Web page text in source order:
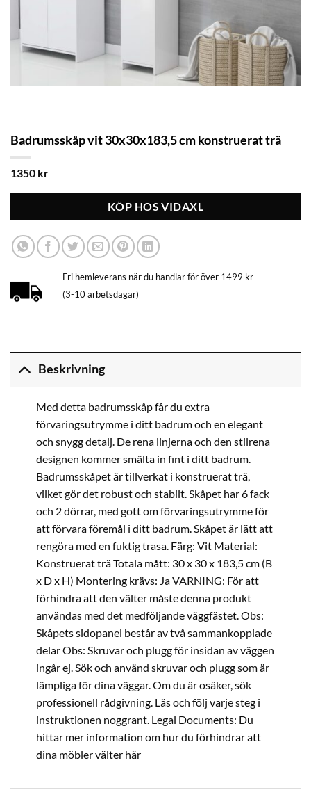
Badrumsskåp vit 30x30x183,5 cm konstruerat trä
1350 kr
KÖP HOS VIDAXL
Fri hemleverans när du handlar för över 1499 kr
(3-10 arbetsdagar)
Beskrivning
Med detta badrumsskåp får du extra
förvaringsutrymme i ditt badrum och en elegant
och snygg detalj. De rena linjerna och den stilrena
designen kommer smälta in fint i ditt badrum.
Badrumsskåpet är tillverkat i konstruerat trä,
vilket gör det robust och stabilt. Skåpet har 6 fack
och 2 dörrar, med gott om förvaringsutrymme för
att förvara föremål i ditt badrum. Skåpet är lätt att
rengöra med en fuktig trasa. Färg: Vit Material:
Konstruerat trä Totala mått: 30 x 30 x 183,5 cm (B
x D x H) Montering krävs: Ja VARNING: För att
förhindra att den välter måste denna produkt
användas med det medföljande väggfästet. Obs:
Skåpets sidopanel består av två sammankopplade
delar Obs: Skruvar och plugg för insidan av väggen
ingår ej. Sök och använd skruvar och plugg som är
lämpliga för dina väggar. Om du är osäker, sök
professionell rådgivning. Läs och följ varje steg i
instruktionen noggrant. Legal Documents: Du
hittar mer information om hur du förhindrar att
dina möbler välter här